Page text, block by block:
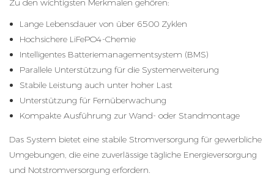
Zu den wichtigsten Merkmalen gehören:
Lange Lebensdauer von über 6500 Zyklen
Hochsichere LiFePO4-Chemie
Intelligentes Batteriemanagementsystem (BMS)
Parallele Unterstützung für die Systemerweiterung
Stabile Leistung auch unter hoher Last
Unterstützung für Fernüberwachung
Kompakte Ausführung zur Wand- oder Standmontage
Das System bietet eine stabile Stromversorgung für gewerbliche
Umgebungen, die eine zuverlässige tägliche Energieversorgung
und Notstromversorgung erfordern.